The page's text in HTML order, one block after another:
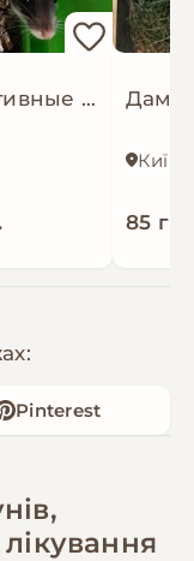
Декоративные крысы молоденькие
Київ
85
Pinterest